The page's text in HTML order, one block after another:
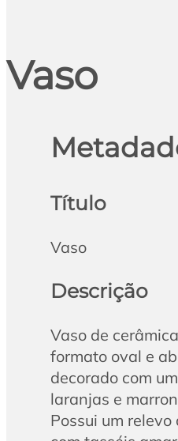
Vaso
Título
Vaso
Descrição
Vaso de
formato oval e
decorado com
laranjas e
Possui um